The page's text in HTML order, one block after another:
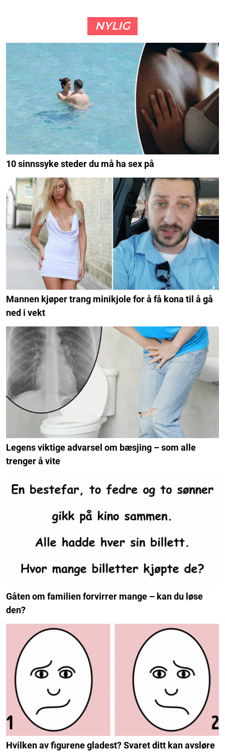
NYLIG
10 sinnssyke steder du må ha sex på
Mannen kjøper trang minikjole for å få kona til å gå
ned i vekt
Legens viktige advarsel om bæsjing – som alle
trenger å vite
Gåten om familien forvirrer mange – kan du løse
den?
Hvilken av figurene gladest? Svaret ditt kan avsløre